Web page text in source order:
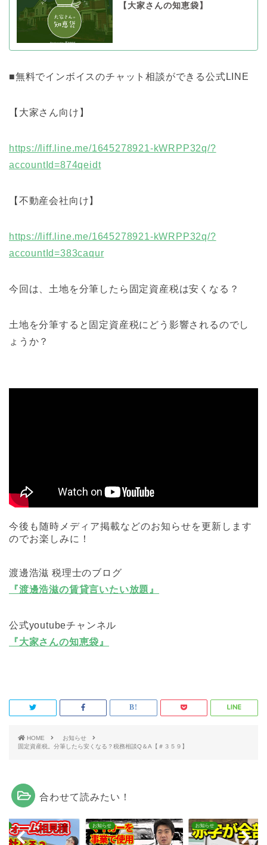
【大家さんの知恵袋】
■無料でインボイスのチャット相談ができる公式LINE
【大家さん向け】
https://liff.line.me/1645278921-kWRPP32q/?
accountId=874qeidt
【不動産会社向け】
https://liff.line.me/1645278921-kWRPP32q/?
accountId=383caqur
今回は、土地を分筆したら固定資産税は安くなる？
土地を分筆すると固定資産税にどう影響されるのでし
ょうか？
今後も随時メディア掲載などのお知らせを更新します
のでお楽しみに！
渡邊浩滋 税理士のブログ
『渡邊浩滋の賃貸言いたい放題』
公式youtubeチャンネル
『大家さんの知恵袋』
HOME
お知らせ
固定資産税。分筆したら安くなる？税務相談Q＆A【＃３５９】
合わせて読みたい！
お知らせ お知らせ